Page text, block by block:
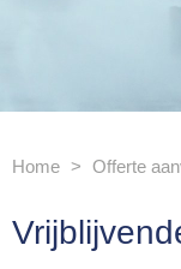
Home Offerte